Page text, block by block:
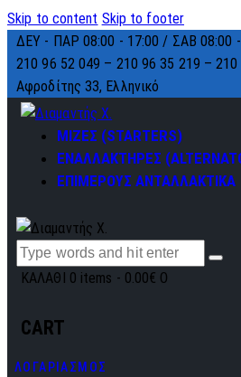
Skip to content Skip to footer
ΔΕΥ - ΠΑΡ 08:00 - 17:00 / ΣΑΒ 08:00
210 96 52 049 – 210 96 35 219 –210
Αφροδίτης 33, Ελληνικό
ΜΙΖΕΣ (STARTERS)
ΕΝΑΛΛΑΚΤΗΡΕΣ
ΕΠΙΜΕΡΟΥΣ ΑΝΤΑΛΛΑΚΤΙΚΑ
ΚΑΛΑΘΙ 0 items - 0.00€ 0
CART
ΛΟΓΑΡΙΑΣΜΟΣ